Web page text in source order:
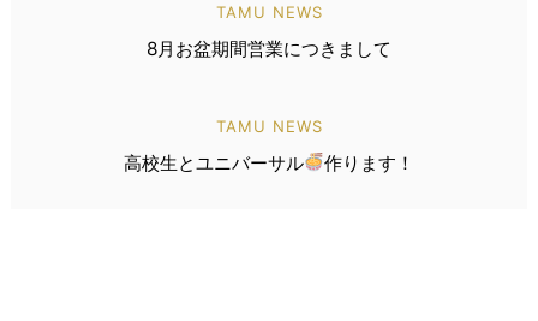
TAMU NEWS
8月お盆期間営業につきまして
TAMU NEWS
高校生とユニバーサル 作ります！